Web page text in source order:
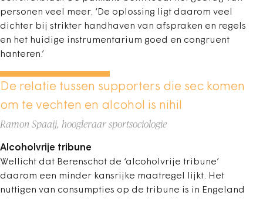
personen veel meer. ‘De oplossing ligt daarom veel
dichter bij strikter handhaven van afspraken en regels
en het huidige instrumentarium goed en congruent
hanteren.’
De relatie tussen supporters die sec komen
om te vechten en alcohol is nihil
Ramon Spaaij, hoogleraar sportsociologie
Alcoholvrije tribune
Wellicht dat Berenschot de ‘alcoholvrije tribune’
daarom een minder kansrijke maatregel lijkt. Het
nuttigen van consumpties op de tribune is in Engeland